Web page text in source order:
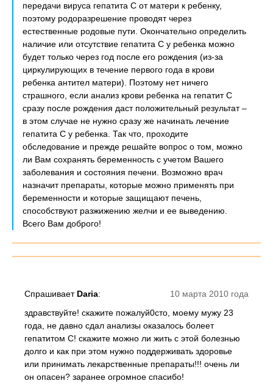
передачи вируса гепатита С от матери к ребенку,
поэтому родоразрешение проводят через
естественные родовые пути. Окончательно определить
наличие или отсутствие гепатита С у ребенка можно
будет только через год после его рождения (из-за
циркулирующих в течение первого года в крови
ребенка антител матери). Поэтому нет ничего
страшного, если анализ крови ребенка на гепатит С
сразу после рождения даст положительный результат –
в этом случае не нужно сразу же начинать лечение
гепатита С у ребенка. Так что, проходите
обследование и прежде решайте вопрос о том, можно
ли Вам сохранять беременность с учетом Вашего
заболевания и состояния печени. Возможно врач
назначит препараты, которые можно применять при
беременности и которые защищают печень,
способствуют разжижению желчи и ее выведению.
Всего Вам доброго!
10 марта 2010 года
Спрашивает Daria:
здравствуйте! скажите пожалуй0сто, моему мужу 23
года, не давно сдал анализы оказалось болеет
гепатитом С! скажите можно ли жить с этой болезнью
долго и как при этом нужно поддерживать здоровье
или принимать лекарственные препараты!!! очень ли
он опасен? заранее огромное спасибо!